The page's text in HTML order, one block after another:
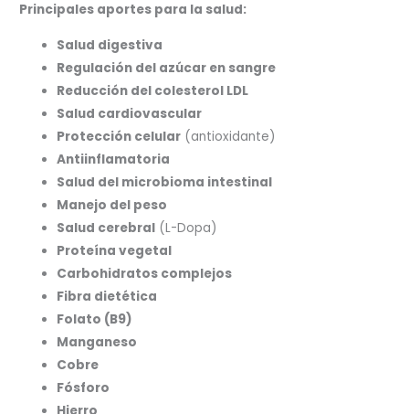
Principales aportes para la salud:
Salud digestiva
Regulación del azúcar en sangre
Reducción del colesterol LDL
Salud cardiovascular
Protección celular (antioxidante)
Antiinflamatoria
Salud del microbioma intestinal
Manejo del peso
Salud cerebral (L-Dopa)
Proteína vegetal
Carbohidratos complejos
Fibra dietética
Folato (B9)
Manganeso
Cobre
Fósforo
Hierro